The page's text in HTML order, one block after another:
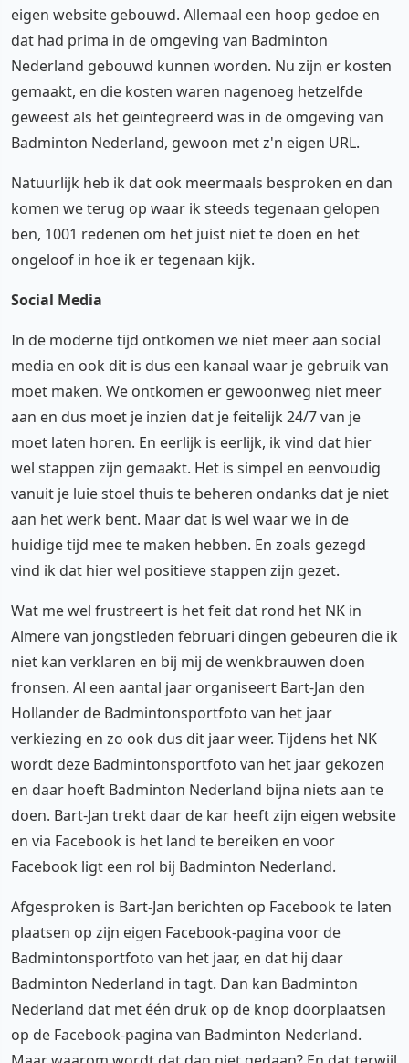
eigen website gebouwd. Allemaal een hoop gedoe en
dat had prima in de omgeving van Badminton
Nederland gebouwd kunnen worden. Nu zijn er kosten
gemaakt, en die kosten waren nagenoeg hetzelfde
geweest als het geïntegreerd was in de omgeving van
Badminton Nederland, gewoon met z'n eigen URL.
Natuurlijk heb ik dat ook meermaals besproken en dan
komen we terug op waar ik steeds tegenaan gelopen
ben, 1001 redenen om het juist niet te doen en het
ongeloof in hoe ik er tegenaan kijk.
Social Media
In de moderne tijd ontkomen we niet meer aan social
media en ook dit is dus een kanaal waar je gebruik van
moet maken. We ontkomen er gewoonweg niet meer
aan en dus moet je inzien dat je feitelijk 24/7 van je
moet laten horen. En eerlijk is eerlijk, ik vind dat hier
wel stappen zijn gemaakt. Het is simpel en eenvoudig
vanuit je luie stoel thuis te beheren ondanks dat je niet
aan het werk bent. Maar dat is wel waar we in de
huidige tijd mee te maken hebben. En zoals gezegd
vind ik dat hier wel positieve stappen zijn gezet.
Wat me wel frustreert is het feit dat rond het NK in
Almere van jongstleden februari dingen gebeuren die ik
niet kan verklaren en bij mij de wenkbrauwen doen
fronsen. Al een aantal jaar organiseert Bart-Jan den
Hollander de Badmintonsportfoto van het jaar
verkiezing en zo ook dus dit jaar weer. Tijdens het NK
wordt deze Badmintonsportfoto van het jaar gekozen
en daar hoeft Badminton Nederland bijna niets aan te
doen. Bart-Jan trekt daar de kar heeft zijn eigen website
en via Facebook is het land te bereiken en voor
Facebook ligt een rol bij Badminton Nederland.
Afgesproken is Bart-Jan berichten op Facebook te laten
plaatsen op zijn eigen Facebook-pagina voor de
Badmintonsportfoto van het jaar, en dat hij daar
Badminton Nederland in tagt. Dan kan Badminton
Nederland dat met één druk op de knop doorplaatsen
op de Facebook-pagina van Badminton Nederland.